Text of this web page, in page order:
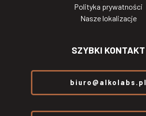
Polityka prywatności
Nasze lokalizacje
SZYBKI KONTAKT
biuro@alkolabs.pl